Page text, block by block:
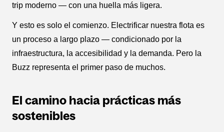
trip moderno — con una huella más ligera.
Y esto es solo el comienzo. Electrificar nuestra flota es
un proceso a largo plazo — condicionado por la
infraestructura, la accesibilidad y la demanda. Pero la
Buzz representa el primer paso de muchos.
El camino hacia prácticas más
sostenibles